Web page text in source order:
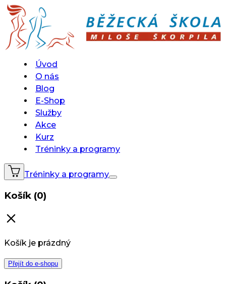
Úvod
O nás
Blog
E-Shop
Služby
Akce
Kurz
Tréninky a programy
Tréninky a programy
Košík (0)
Košík je prázdný
Přejít do e-shopu